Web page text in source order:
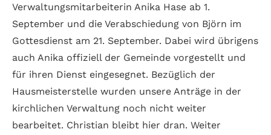
Verwaltungsmitarbeiterin Anika Hase ab 1.
September und die Verabschiedung von Björn im
Gottesdienst am 21. September. Dabei wird übrigens
auch Anika offiziell der Gemeinde vorgestellt und
für ihren Dienst eingesegnet. Bezüglich der
Hausmeisterstelle wurden unsere Anträge in der
kirchlichen Verwaltung noch nicht weiter
bearbeitet. Christian bleibt hier dran. Weiter